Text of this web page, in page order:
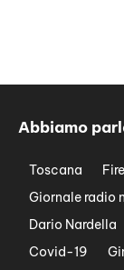
Abbiamo
Toscana
Giornale radio
Dario Nardella
Covid-19